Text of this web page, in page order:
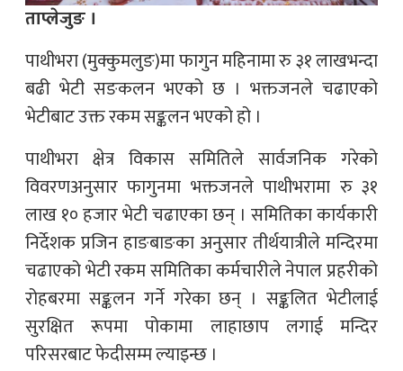
ताप्लेजुङ ।
पाथीभरा (मुक्कुमलुङ)मा फागुन महिनामा रु ३१ लाखभन्दा
बढी भेटी सङकलन भएको छ । भक्तजनले चढाएको
भेटीबाट उक्त रकम सङ्कलन भएको हो ।
पाथीभरा क्षेत्र विकास समितिले सार्वजनिक गरेको
विवरणअनुसार फागुनमा भक्तजनले पाथीभरामा रु ३१
लाख १० हजार भेटी चढाएका छन् । समितिका कार्यकारी
निर्देशक प्रजिन हाङबाङका अनुसार तीर्थयात्रीले मन्दिरमा
चढाएको भेटी रकम समितिका कर्मचारीले नेपाल प्रहरीको
रोहबरमा सङ्कलन गर्ने गरेका छन् । सङ्कलित भेटीलाई
सुरक्षित रूपमा पोकामा लाहाछाप लगाई मन्दिर
परिसरबाट फेदीसम्म ल्याइन्छ ।